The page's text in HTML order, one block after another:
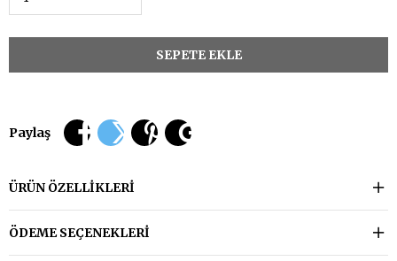
Paylaş
ÜRÜN ÖZELLIKLERI
ÖDEME SEÇENEKLERI